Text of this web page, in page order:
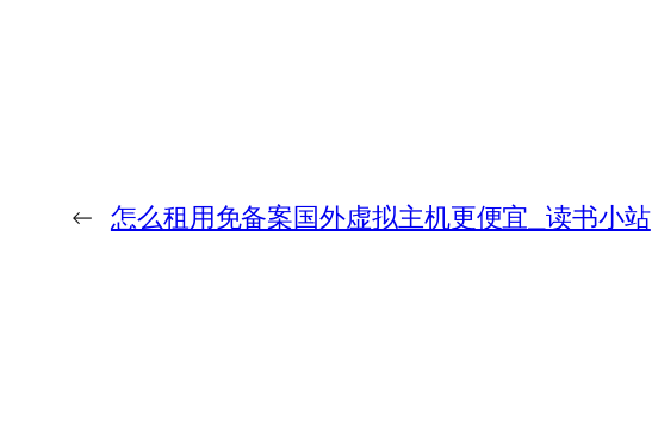
← 怎么租用免备案国外虚拟主机更便宜_读书小站